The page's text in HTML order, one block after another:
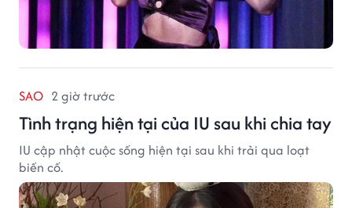
SAO 2 giờ trước
Tình trạng hiện tại của IU sau khi chia tay
IU cập nhật cuộc sống hiện tại sau khi trải qua loạt
biến cố.